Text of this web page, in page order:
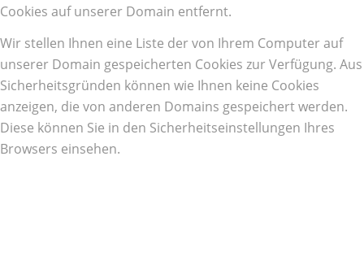
Cookies auf unserer Domain entfernt.
Wir stellen Ihnen eine Liste der von Ihrem Computer auf
unserer Domain gespeicherten Cookies zur Verfügung. Aus
Sicherheitsgründen können wie Ihnen keine Cookies
anzeigen, die von anderen Domains gespeichert werden.
Diese können Sie in den Sicherheitseinstellungen Ihres
Browsers einsehen.